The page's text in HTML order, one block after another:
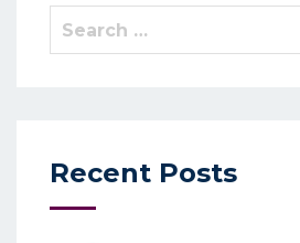
Search
for:
Recent Posts